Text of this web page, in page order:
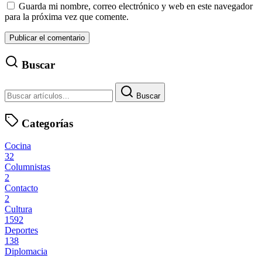
Guarda mi nombre, correo electrónico y web en este navegador
para la próxima vez que comente.
Buscar
Buscar
Categorías
Cocina
32
Columnistas
2
Contacto
2
Cultura
1592
Deportes
138
Diplomacia